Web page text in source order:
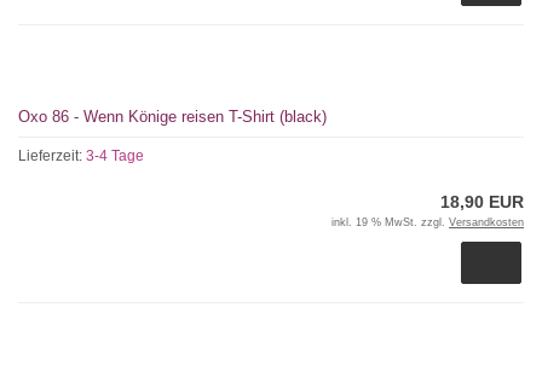
Oxo 86 - Wenn Könige reisen T-Shirt (black)
Lieferzeit: 3-4 Tage
18,90 EUR
inkl. 19 % MwSt. zzgl. Versandkosten